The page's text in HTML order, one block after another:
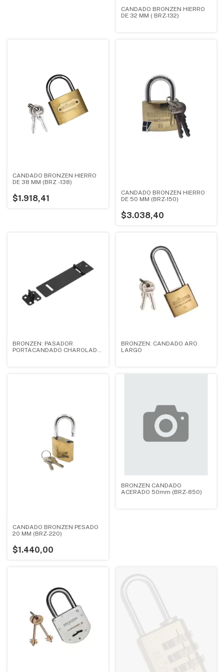
CANDADO BRONZEN HIERRO
DE 32 MM ( BRZ-132)
CANDADO BRONZEN HIERRO
DE 38 MM (BRZ -138)
$1.918,41
CANDADO BRONZEN HIERRO
DE 50 MM (BRZ-150)
$3.038,40
BRONZEN: PASADOR
PORTACANDADO CHAROLADO
BRONZEN: CANDADO ARO
LARGO
CANDADO BRONZEN PESADO
20 MM (BRZ-220)
$1.440,00
BRONZEN CANDADO
ACERADO 50mm (BRZ-850)